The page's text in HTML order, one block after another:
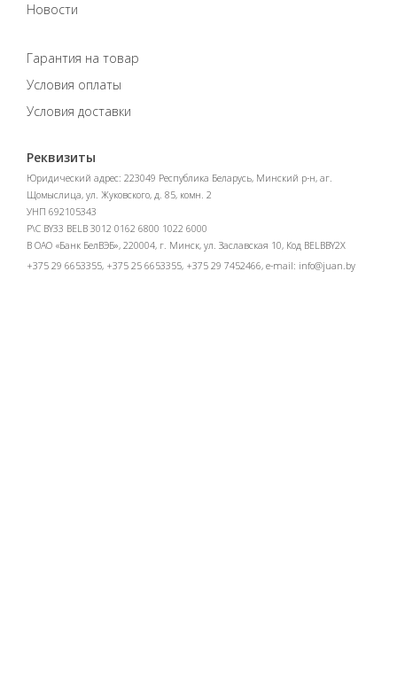
Новости
Гарантия на товар
Условия оплаты
Условия доставки
Реквизиты
Юридический адрес: 223049 Республика Беларусь, Минский р-н, аг.
Щомыслица, ул. Жуковского, д. 85, комн. 2
УНП 692105343
Р\С BY33 BELB 3012 0162 6800 1022 6000
В ОАО «Банк БелВЭБ», 220004, г. Минск, ул. Заславская 10, Код BELBBY2X
+375 29 6653355, +375 25 6653355, +375 29 7452466, e-mail: info@juan.by